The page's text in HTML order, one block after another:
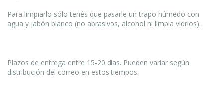
Para limpiarlo sólo tenés que pasarle un trapo húmedo con
agua y jabón blanco (no abrasivos, alcohol ni limpia vidrios).
Plazos de entrega entre 15-20 días. Pueden variar según
distribución del correo en estos tiempos.